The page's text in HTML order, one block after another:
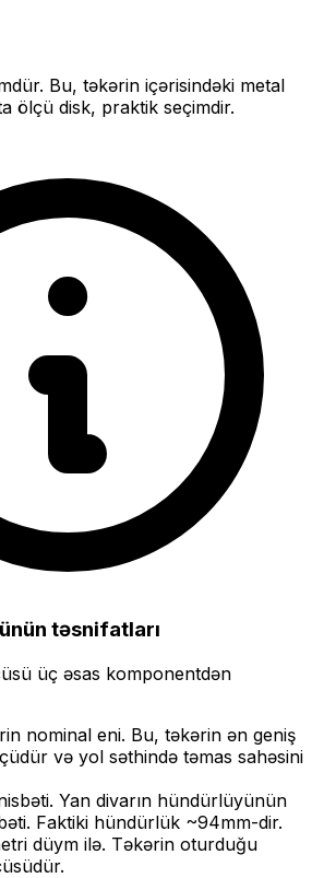
Bu, təkərin içərisindəki metal
ölçü disk, praktik seçimdir.
təsnifatları
üç əsas komponentdən
nominal eni. Bu, təkərin ən geniş
və yol səthində təmas sahəsini
Yan divarın hündürlüyünün
Faktiki hündürlük ~94mm-dir.
düym ilə. Təkərin oturduğu